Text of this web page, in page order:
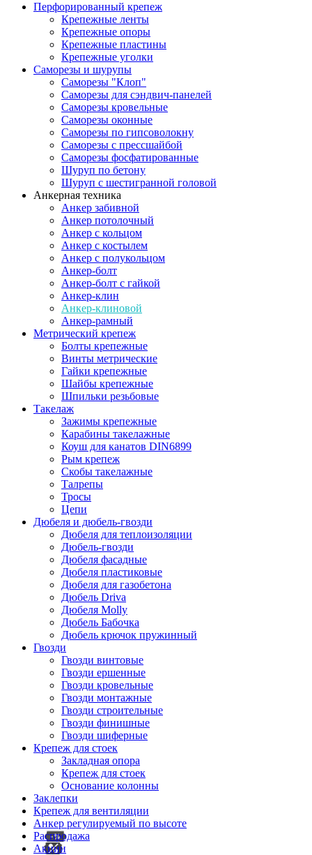
Перфорированный крепеж
Крепежные ленты
Крепежные опоры
Крепежные пластины
Крепежные уголки
Саморезы и шурупы
Саморезы "Клоп"
Саморезы для сэндвич-панелей
Саморезы кровельные
Саморезы оконные
Саморезы по гипсоволокну
Саморезы с прессшайбой
Саморезы фосфатированные
Шуруп по бетону
Шуруп с шестигранной головой
Анкерная техника
Анкер забивной
Анкер потолочный
Анкер с кольцом
Анкер с костылем
Анкер с полукольцом
Анкер-болт
Анкер-болт с гайкой
Анкер-клин
Анкер-клиновой
Анкер-рамный
Метрический крепеж
Болты крепежные
Винты метрические
Гайки крепежные
Шайбы крепежные
Шпильки резьбовые
Такелаж
Зажимы крепежные
Карабины такелажные
Коуш для канатов DIN6899
Рым крепеж
Скобы такелажные
Талрепы
Тросы
Цепи
Дюбеля и дюбель-гвозди
Дюбеля для теплоизоляции
Дюбель-гвозди
Дюбеля фасадные
Дюбеля пластиковые
Дюбеля для газобетона
Дюбель Driva
Дюбеля Molly
Дюбель Бабочка
Дюбель крючок пружинный
Гвозди
Гвозди винтовые
Гвозди ершенные
Гвозди кровельные
Гвозди монтажные
Гвозди строительные
Гвозди финишные
Гвозди шиферные
Крепеж для стоек
Закладная опора
Крепеж для стоек
Основание колонны
Заклепки
Крепеж для вентиляции
Анкер регулируемый по высоте
Распродажа
Акции